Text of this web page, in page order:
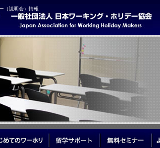
（説明会）情報
グホリデー制度についてはじめてのワーホリ 留学サポート 無